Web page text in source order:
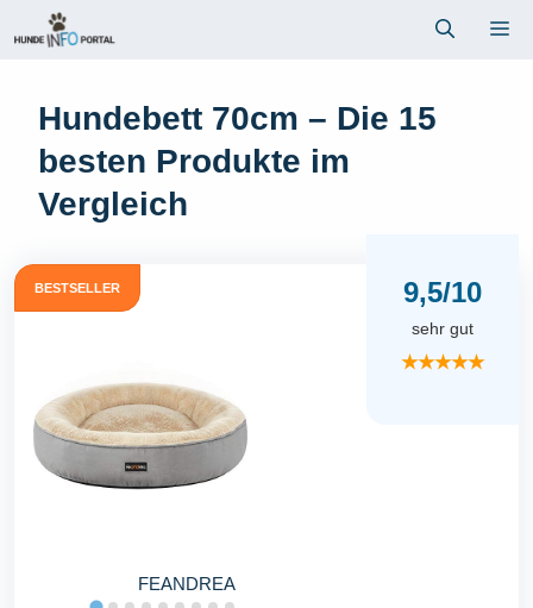
Inhalt
Hundebett 70cm – Die 15
besten Produkte im
Vergleich
BESTSELLER
FEANDREA
9,5/10
sehr gut
★★★★★